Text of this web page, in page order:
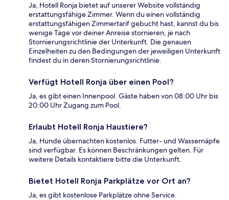
Ja, Hotell Ronja bietet auf unserer Website vollständig
erstattungsfähige Zimmer. Wenn du einen vollständig
erstattungsfähigen Zimmertarif gebucht hast, kannst du bis
wenige Tage vor deiner Anreise stornieren, je nach
Stornierungsrichtlinie der Unterkunft. Die genauen
Einzelheiten zu den Bedingungen der jeweiligen Unterkunft
findest du in deren Stornierungsrichtlinie.
Verfügt Hotell Ronja über einen Pool?
Ja, es gibt einen Innenpool. Gäste haben von 08:00 Uhr bis
20:00 Uhr Zugang zum Pool.
Erlaubt Hotell Ronja Haustiere?
Ja, Hunde übernachten kostenlos. Futter- und Wassernäpfe
sind verfügbar. Es können Beschränkungen gelten. Für
weitere Details kontaktiere bitte die Unterkunft.
Bietet Hotell Ronja Parkplätze vor Ort an?
Ja, es gibt kostenlose Parkplätze ohne Service.